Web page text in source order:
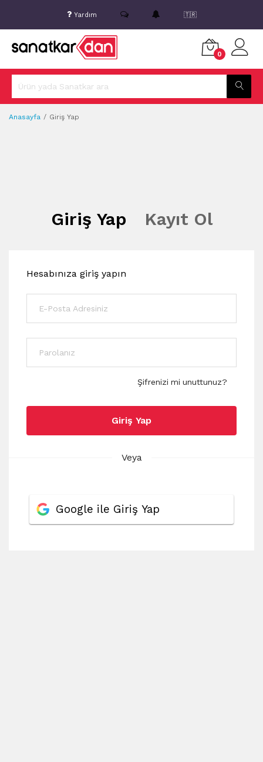
Yardım 🇹🇷
0
Anasayfa Giriş Yap
Giriş Yap Kayıt Ol
Hesabınıza giriş yapın
Şifrenizi mi unuttunuz?
Giriş Yap
Veya
Google ile Giriş Yap